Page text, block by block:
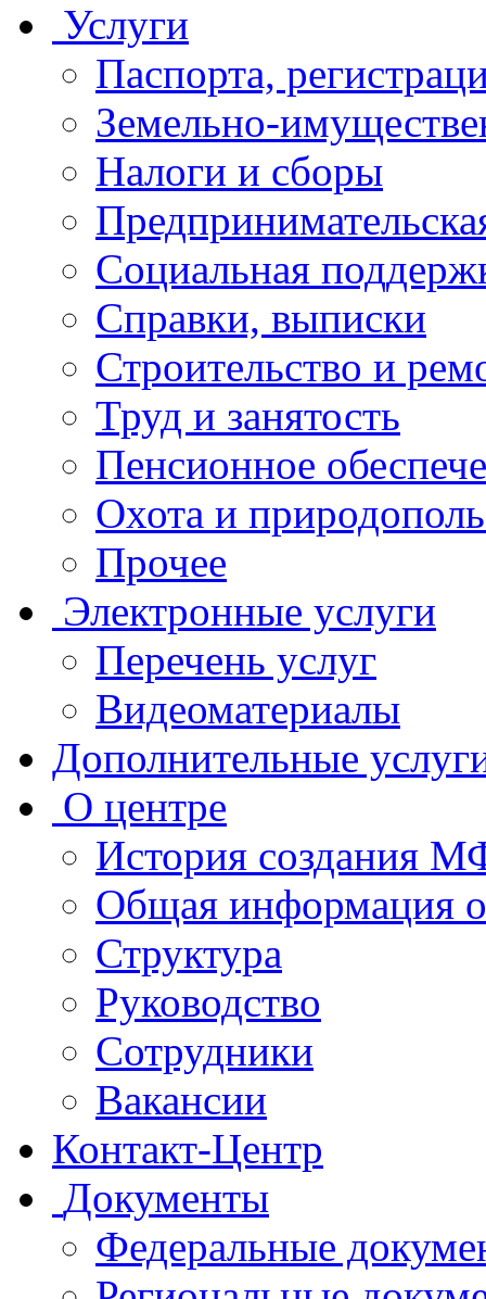
Услуги
Паспорта,
Земельно-
Налоги и сборы
Социальная
Справки, выписки
Строительство и
Труд и занятость
Пенсионное
Охота и
Прочее
Электронные услуги
Перечень услуг
Видеоматериалы
Дополнительные
О центре
История создания
Общая
Структура
Руководство
Сотрудники
Вакансии
Контакт-Центр
Документы
Федеральные